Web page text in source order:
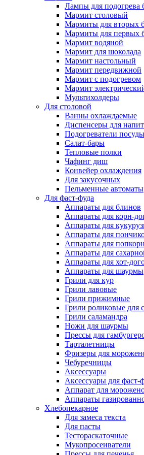
Лампы для подогрева
Мармит столовый
Мармиты для вторых
Мармиты для первых
Мармит водяной
Мармит для шоколада
Мармит настольный
Мармит передвижной
Мармит с подогревом
Мармит
Мультихолдеры
Для столовой
Ванны охлаждаемые
Диспенсеры для
Подогреватели посуды
Салат-бары
Тепловые полки
Чафинг диш
Конвейер охлаждения
Для закусочных
Пельменные автоматы
Для фаст-фуда
Аппараты для блинов
Аппараты для корн-
Аппараты для
Аппараты для
Аппараты для
Аппараты для
Аппараты для хот-
Аппараты для шаурмы
Грили для кур
Грили лавовые
Грили прижимные
Грили роликовые для
Грили саламандра
Ножи для шаурмы
Прессы для
Тарталетницы
Фризеры для
Чебуречницы
Аксессуары
Аксессуары для фаст-
Аппарат для
Аппараты
Хлебопекарное
Для замеса текста
Для пасты
Тестораскаточные
Мукопросеиватели